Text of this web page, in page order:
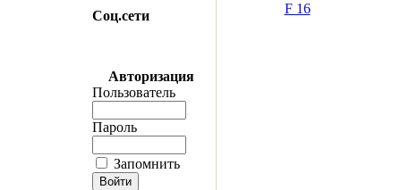
Соц.сети
Авторизация
Пользователь
Пароль
Запомнить
F 16